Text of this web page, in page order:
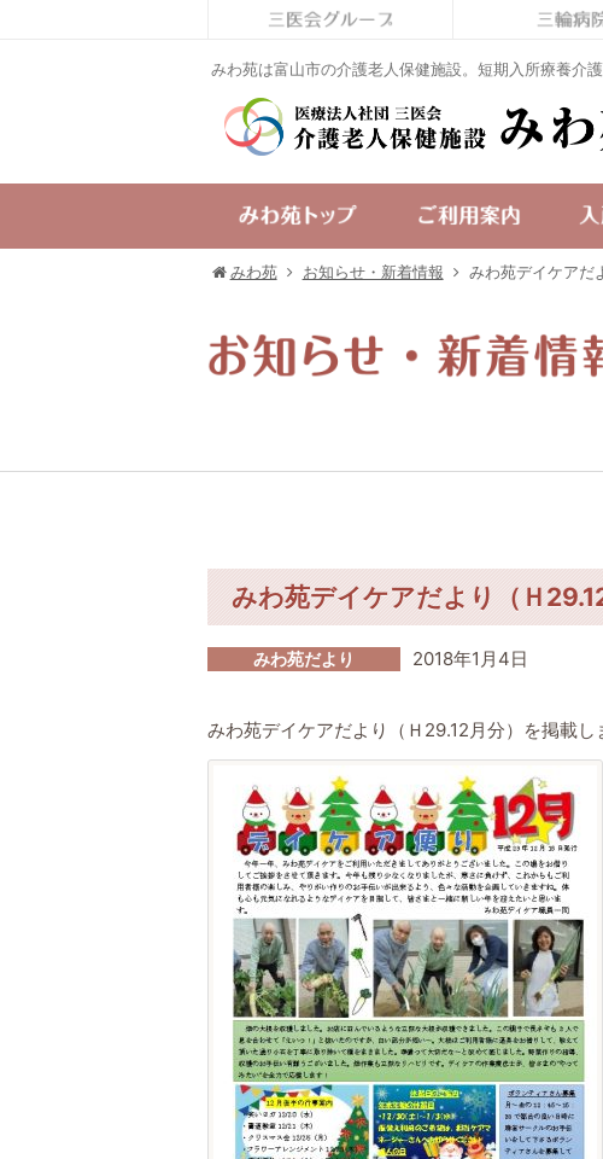
みわ苑は富山市の介護老人保健施設。短期入所療養介
みわ苑 お知らせ・新着情報 みわ苑デイケアだ
みわ苑デイケアだより（Ｈ
みわ苑だより 2018年1月4日
みわ苑デイケアだより（Ｈ29.12月分）を掲載